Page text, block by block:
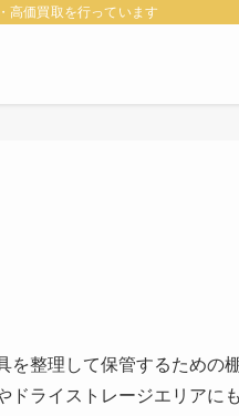
高価買取を行っています
を整理して保管するための
ライストレージエリアに